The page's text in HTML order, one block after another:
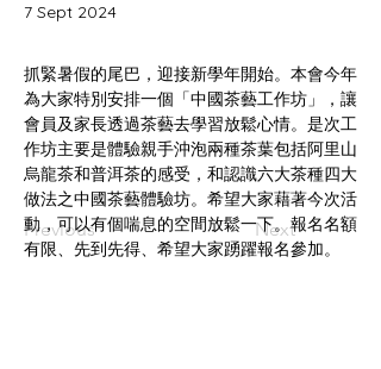
7 Sept 2024
Previous Next
抓緊暑假的尾巴，迎接新學年開始。本會今年
為大家特別安排一個「中國茶藝工作坊」，讓
會員及家長透過茶藝去學習放鬆心情。是次工
作坊主要是體驗親手沖泡兩種茶葉包括阿里山
烏龍茶和普洱茶的感受，和認識六大茶種四大
做法之中國茶藝體驗坊。希望大家藉著今次活
動，可以有個喘息的空間放鬆一下。報名名額
有限、先到先得、希望大家踴躍報名參加。